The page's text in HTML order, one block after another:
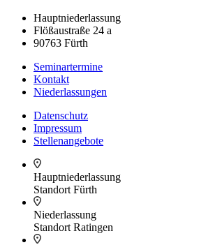
Hauptniederlassung
Flößaustraße 24 a
90763 Fürth
Seminartermine
Kontakt
Niederlassungen
Datenschutz
Impressum
Stellenangebote
Hauptniederlassung
Standort Fürth
Niederlassung
Standort Ratingen